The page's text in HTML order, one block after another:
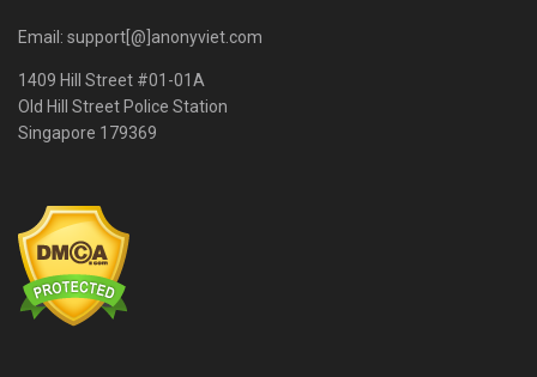
Email: support[@]anonyviet.com
1409 Hill Street #01-01A
Old Hill Street Police Station
Singapore 179369